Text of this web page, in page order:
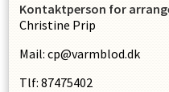
Kontaktperson for
Christine Prip
Mail: cp@varmblod.dk
Tlf: 87475402